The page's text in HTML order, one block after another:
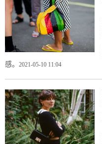
感。 2021-05-10 11:04